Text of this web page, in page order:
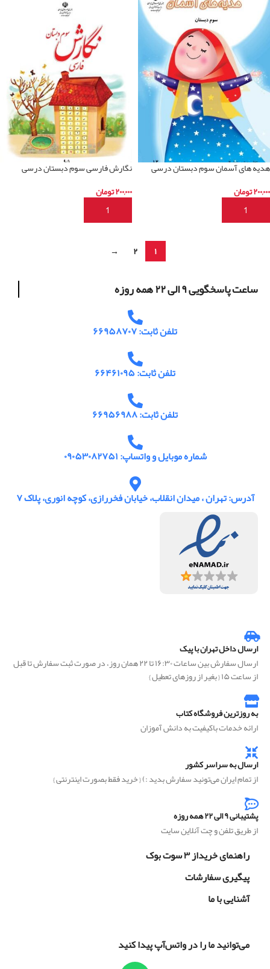
هدیه های آسمان سوم دبستان درسی
۲۰۰,۰۰۰تومان
افزودن به سبد خرید
نگارش فارسی سوم دبستان درسی
۲۰۰,۰۰۰تومان
افزودن به سبد خرید
۱ ۲ →
ساعت پاسخگویی ۹ الی ۲۲ همه روزه
تلفن ثابت: ۶۶۹۵۸۷۰۷
تلفن ثابت: ۶۶۴۶۱۰۹۵
تلفن ثابت: ۶۶۹۵۶۹۸۸
شماره موبایل و واتساپ: ۰۹۰۵۳۰۸۲۷۵۱
آدرس: تهران ، میدان انقلاب، خیابان فخررازی، کوچه انوری، پلاک ۷
ارسال داخل تهران با پیک
ارسال سفارش بین ساعات ۱۶:۳۰ تا ۲۲ همان روز، در صورت ثبت سفارش تا قبل
از ساعت ۱۵ { بغیر از روزهای تعطیل }
به روزترین فروشگاه کتاب
ارائه خدمات باکیفیت به دانش آموزان
ارسال به سراسر کشور
از تمام ایران می‌تونید سفارش بدید :) { خرید فقط بصورت اینترنتی }
پشتیبانی ۹ الی ۲۲ همه روزه
از طریق تلفن و چت آنلاین سایت
راهنمای خریداز ۳ سوت بوک
پیگیری سفارشات
آشنایی با ما
می‌توانید ما را در واتس‌آپ پیدا کنید